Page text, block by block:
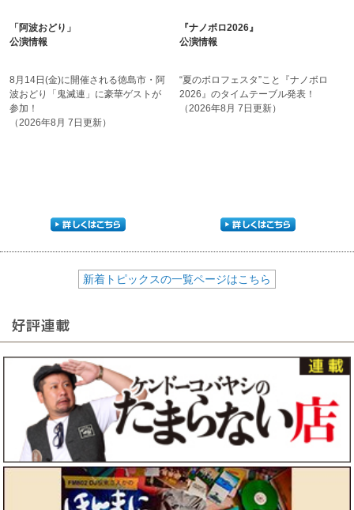
「阿波おどり」
公演情報
8月14日(金)に開催される徳島市・阿
波おどり「鬼滅連」に豪華ゲストが
参加！
（2026年8月 7日更新）
『ナノボロ2026』
公演情報
“夏のボロフェスタ”こと
『ナノボロ
2026』のタイムテーブル発表！
（2026年8月 7日更新）
新着トピックスの一覧ページはこちら